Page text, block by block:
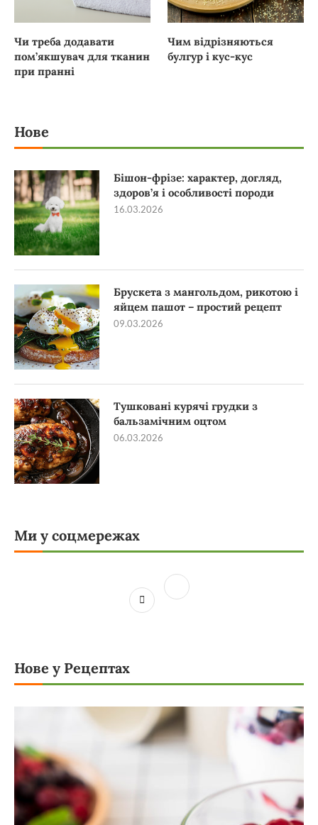
Чи треба додавати
пом’якшувач для тканин
при пранні
Чим відрізняються
булгур і кус-кус
Нове
Бішон-фрізе: характер, догляд,
здоров’я і особливості породи
16.03.2026
Брускета з мангольдом, рикотою і
яйцем пашот – простий рецепт
09.03.2026
Тушковані курячі грудки з
бальзамічним оцтом
06.03.2026
Ми у соцмережах
Нове у Рецептах